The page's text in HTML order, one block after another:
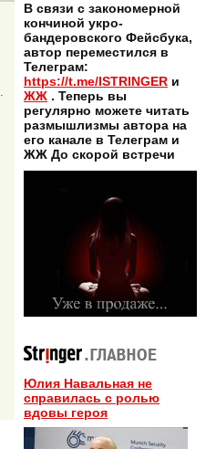
В связи с закономерной
кончиной укро-
бандеровского Фейсбука,
автор переместился в
Телеграм:
https://t.me/ISTRINGER и
ЖЖ . Теперь вы
регулярно можете читать
размышлизмы автора на
его канале в Телеграм и
ЖЖ До скорой встречи
Юлия Навальная не
справилась с ролью
вдовы героя